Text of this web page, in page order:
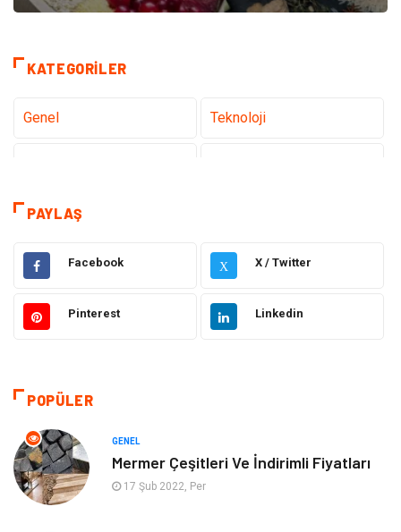
KATEGORILER
Genel Teknoloji
Eğitim
Makine Ulaşım ve Taşımacılık
Gıda Alışveriş
Gündem
Otomotiv
Yapı İnşaat
Hizmet
PAYLAŞ
Facebook X X / Twitter
Pinterest Linkedin
POPÜLER
GENEL
Mermer Çeşitleri Ve İndirimli Fiyatları
17 Şub 2022, Per